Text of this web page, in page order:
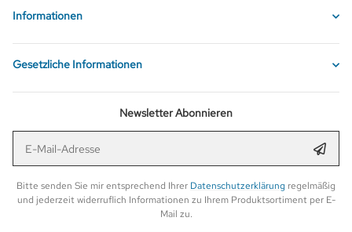
Informationen
Gesetzliche Informationen
Newsletter Abonnieren
Bitte senden Sie mir entsprechend Ihrer Datenschutzerklärung regelmäßig
und jederzeit widerruflich Informationen zu Ihrem Produktsortiment per E-
Mail zu.